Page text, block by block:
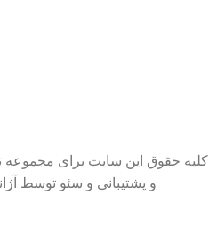
کلیه حقوق این سایت برای
و پشتیبانی و سئو توسط